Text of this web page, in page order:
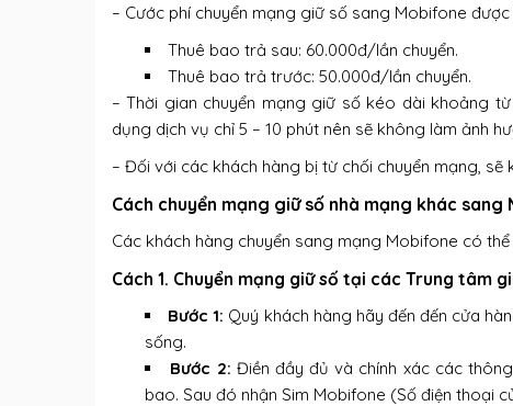
– Cước phí chuyển mạng giữ số sang Mobifone được
Thuê bao trả sau: 60.000đ/lần chuyển.
Thuê bao trả trước: 50.000đ/lần chuyển.
– Thời gian chuyển mạng giữ số kéo dài khoảng
dụng dịch vụ chỉ 5 – 10 phút nên sẽ không làm ảnh
– Đối với các khách hàng bị từ chối chuyển mạng,
Cách chuyển mạng giữ số nhà mạng khác
Các khách hàng chuyển sang mạng Mobifone có
Cách 1. Chuyển mạng giữ số tại các Trung tâm
Bước 1: Quý khách hàng hãy đến đến cửa
sống.
Bước 2: Điền đầy đủ và chính xác các
bao. Sau đó nhận Sim Mobifone (Số điện thoại